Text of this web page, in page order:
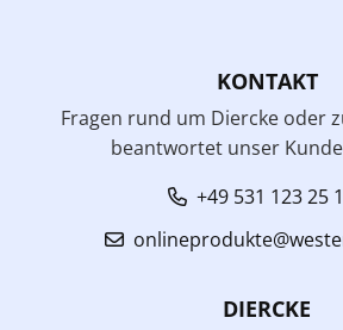
KONTAKT
Fragen rund um Diercke oder
beantwortet unser
+49 531 123 25
DIERCKE